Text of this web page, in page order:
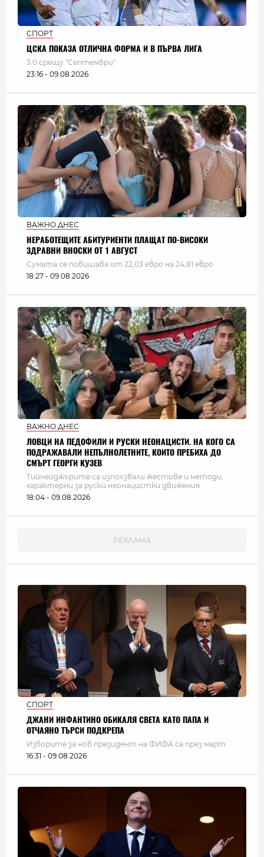
СПОРТ
ЦСКА ПОКАЗА ОТЛИЧНА ФОРМА И В ПЪРВА ЛИГА
3:0 срещу "Септември"
23:16 - 09.08.2026
ВАЖНО ДНЕС
НЕРАБОТЕЩИТЕ АБИТУРИЕНТИ ПЛАЩАТ ПО-ВИСОКИ
ЗДРАВНИ ВНОСКИ ОТ 1 АВГУСТ
Сумата се повишава от 22,03 евро на 24,81 евро
18:27 - 09.08.2026
ВАЖНО ДНЕС
ЛОВЦИ НА ПЕДОФИЛИ И РУСКИ НЕОНАЦИСТИ. НА КОГО СА
ПОДРАЖАВАЛИ НЕПЪЛНОЛЕТНИТЕ, КОИТО ПРЕБИХА ДО
СМЪРТ ГЕОРГИ КУЗЕВ
Тийнейджърите са използвали жестове и методи,
характерни за руски неонацистки движения
18:04 - 09.08.2026
СПОРТ
ДЖАНИ ИНФАНТИНО ОБИКАЛЯ СВЕТА КАТО ПАПА И
ОТЧАЯНО ТЪРСИ ПОДКРЕПА
Изборите за нов президент на ФИФА са през март
16:31 - 09.08.2026